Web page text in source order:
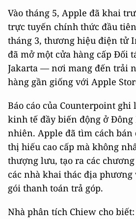
Vào tháng 5, Apple đã khai
trực tuyến chính thức đầu
tháng 3, thương hiệu điện tử
đã mở một cửa hàng cấp Đối
Jakarta — nơi mang đến trải
hàng gần giống với Apple
Báo cáo của Counterpoint
kinh tế đầy biến động ở Đông
nhiên. Apple đã tìm cách bán
thị hiếu cao cấp mà không
thượng lưu, tạo ra các
các nhà khai thác địa
gói thanh toán trả góp.
Nhà phân tích Chiew cho